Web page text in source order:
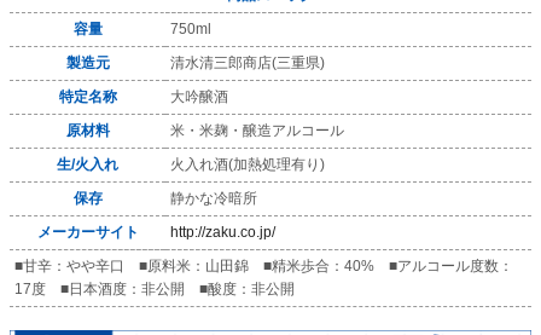
容量
750ml
製造元
清水清三郎商店(三重県)
特定名称
大吟醸酒
原材料
米・米麹・醸造アルコール
生/火入れ
火入れ酒(加熱処理有り)
保存
静かな冷暗所
メーカーサイト
http://zaku.co.jp/
■甘辛：やや辛口 ■原料米：山田錦 ■精米歩合：40% ■アルコール度数：
17度 ■日本酒度：非公開 ■酸度：非公開